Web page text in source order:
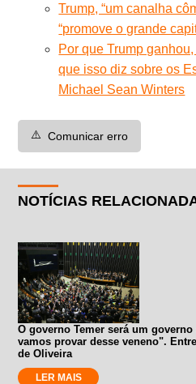
Trump, “um canalha
“promove o grande
Por que Trump
que isso diz sobre os
Michael Sean Winters
⚠️ Comunicar erro
NOTÍCIAS
O governo Temer será um
vamos provar desse veneno".
de Oliveira
LER MAIS